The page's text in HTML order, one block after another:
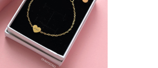
PULSEIRA
PERSONALIZADA MINI
10,00 €